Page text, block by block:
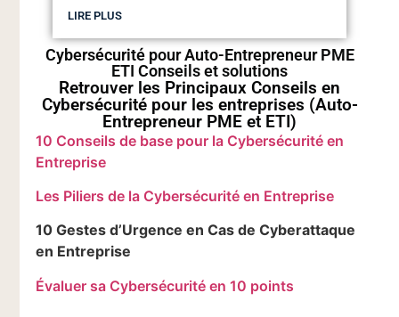
LIRE PLUS
Cybersécurité pour Auto-Entrepreneur PME
ETI Conseils et solutions
Retrouver les Principaux Conseils en
Cybersécurité pour les entreprises (Auto-
Entrepreneur PME et ETI)
10 Conseils de base pour la Cybersécurité en
Entreprise
Les Piliers de la Cybersécurité en Entreprise
10 Gestes d’Urgence en Cas de Cyberattaque
en Entreprise
Évaluer sa Cybersécurité en 10 points